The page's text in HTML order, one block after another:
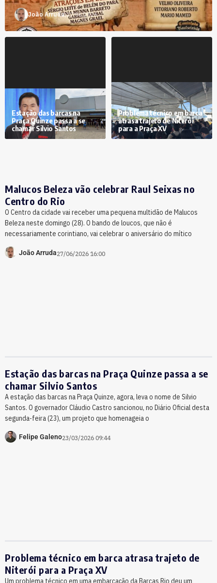
João Arruda|27/06/2026
Estação das barcas na
Praça Quinze passa a se
chamar Silvio Santos
Problema técnico em barca
atrasa trajeto de Niterói
para a Praça XV
Malucos Beleza vão celebrar Raul Seixas no
Centro do Rio
O Centro da cidade vai receber uma pequena multidão de Malucos
Beleza neste domingo (28). O bando de loucos, que não é
necessariamente corintiano, vai celebrar o aniversário do mítico
João Arruda27/06/2026 16:00
Estação das barcas na Praça Quinze passa a se
chamar Silvio Santos
A estação das barcas na Praça Quinze, agora, leva o nome de Silvio
Santos. O governador Cláudio Castro sancionou, no Diário Oficial desta
segunda-feira (23), um projeto que homenageia o
Felipe Galeno23/03/2026 09:44
Problema técnico em barca atrasa trajeto de
Niterói para a Praça XV